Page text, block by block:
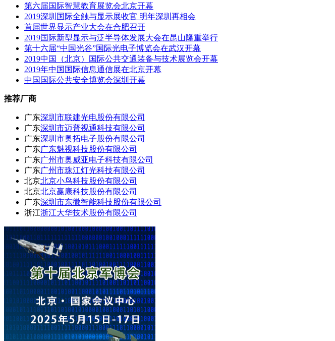
第六届国际智慧教育展览会北京开幕
2019深圳国际全触与显示展收官 明年深圳再相会
首届世界显示产业大会在合肥召开
2019国际新型显示与泛半导体发展大会在昆山隆重举行
第十六届“中国光谷”国际光电子博览会在武汉开幕
2019中国（北京）国际公共交通装备与技术展览会开幕
2019年中国国际信息通信展在北京开幕
中国国际公共安全博览会深圳开幕
推荐厂商
广东深圳市联建光电股份有限公司
广东深圳市迈普视通科技有限公司
广东深圳市奥拓电子股份有限公司
广东广东魅视科技股份有限公司
广东广州市奥威亚电子科技有限公司
广东广州市珠江灯光科技有限公司
北京北京小鸟科技股份有限公司
北京北京赢康科技股份有限公司
广东深圳市东微智能科技股份有限公司
浙江浙江大华技术股份有限公司